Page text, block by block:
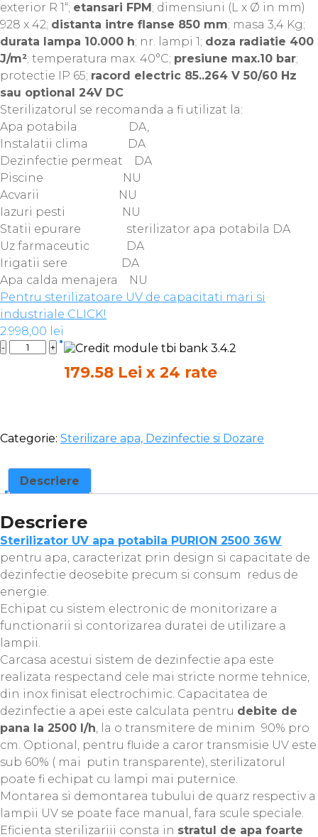
exterior R 1“; etansari FPM; dimensiuni (L x Ø in mm)
928 x 42; distanta intre flanse 850 mm; masa 3,4 Kg;
durata lampa 10.000 h; nr. lampi 1; doza radiatie 400
J/m²; temperatura max. 40°C; presiune max.10 bar;
protectie IP 65; racord electric 85..264 V 50/60 Hz
sau optional 24V DC
Sterilizatorul se recomanda a fi utilizat la:
Apa potabila DA,
Instalatii clima DA
Dezinfectie permeat DA
Piscine NU
Acvarii NU
Iazuri pesti NU
Statii epurare sterilizator apa potabila DA
Uz farmaceutic DA
Irigatii sere DA
Apa calda menajera NU
Pentru sterilizatoare UV de capacitati mari si
industriale CLICK!
2.998,00 lei
Quantity
179.58 Lei x 24 rate
Categorie: Sterilizare apa, Dezinfectie si Dozare
Descriere
Descriere
Sterilizator UV apa potabila PURION 2500 36W
pentru apa, caracterizat prin design si capacitate de
dezinfectie deosebite precum si consum redus de
energie.
Echipat cu sistem electronic de monitorizare a
functionarii si contorizarea duratei de utilizare a
lampii.
Carcasa acestui sistem de dezinfectie apa este
realizata respectand cele mai stricte norme tehnice,
din inox finisat electrochimic. Capacitatea de
dezinfectie a apei este calculata pentru debite de
pana la 2500 l/h, la o transmitere de minim 90% pro
cm. Optional, pentru fluide a caror transmisie UV este
sub 60% ( mai putin transparente), sterilizatorul
poate fi echipat cu lampi mai puternice.
Montarea si demontarea tubului de quarz respectiv a
lampii UV se poate face manual, fara scule speciale.
Eficienta sterilizariii consta in stratul de apa foarte